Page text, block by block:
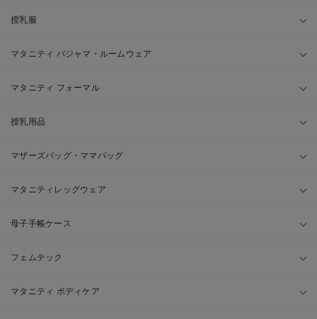
授乳服
マタニティ パジャマ・ルームウェア
マタニティ フォーマル
授乳用品
マザーズバッグ・ママバッグ
マタニティレッグウェア
母子手帳ケース
フェムテック
マタニティ ボディケア